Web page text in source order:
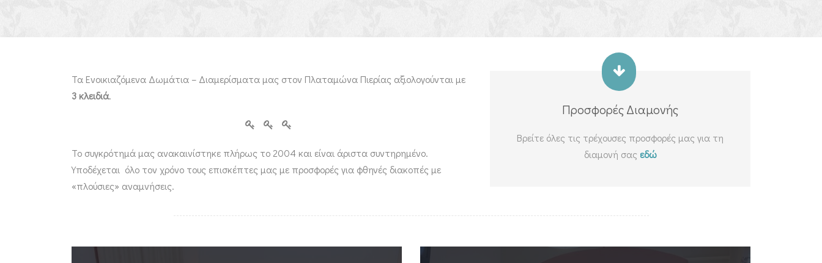
Τα Ενοικιαζόμενα Δωμάτια – Διαμερίσματα μας στον Πλαταμώνα Πιερίας αξιολογούνται με
3 κλειδιά.
Το συγκρότημά μας ανακαινίστηκε πλήρως το 2004 και είναι άριστα συντηρημένο.
Υποδέχεται όλο τον χρόνο τους επισκέπτες μας με προσφορές για φθηνές διακοπές με
«πλούσιες» αναμνήσεις.
Προσφορές Διαμονής
Βρείτε όλες τις τρέχουσες προσφορές μας για τη
διαμονή σας εδώ